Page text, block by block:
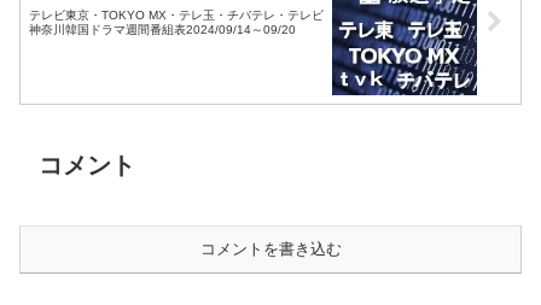
テレビ東京・TOKYO MX・テレ玉・チバテレ・テレビ
神奈川韓国ドラマ週間番組表2024/09/14～09/20
コメント
コメントを書き込む